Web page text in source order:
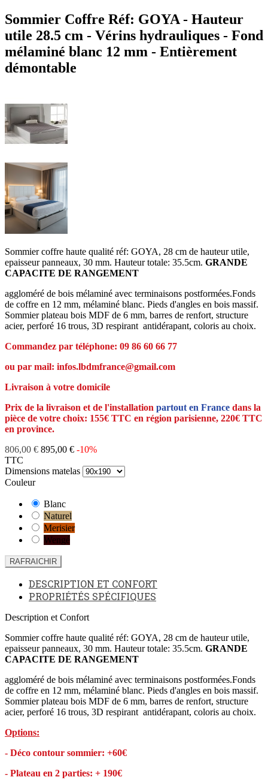
Sommier Coffre Réf: GOYA - Hauteur
utile 28.5 cm - Vérins hydrauliques - Fond
mélaminé blanc 12 mm - Entièrement
démontable
Sommier coffre haute qualité réf: GOYA, 28 cm de hauteur utile,
epaisseur panneaux, 30 mm. Hauteur totale: 35.5cm. GRANDE
CAPACITE DE RANGEMENT
aggloméré de bois mélaminé avec terminaisons postformées.Fonds
de coffre en 12 mm, mélaminé blanc. Pieds d'angles en bois massif.
Sommier plateau bois MDF de 6 mm, barres de renfort, structure
acier, perforé 16 trous, 3D respirant antidérapant, coloris au choix.
Commandez par téléphone: 09 86 60 66 77
ou par mail: infos.lbdmfrance@gmail.com
Livraison à votre domicile
Prix de la livraison et de l'installation partout en France dans la
pièce de votre choix: 155€ TTC en région parisienne, 220€ TTC
en province.
806,00 € 895,00 € -10%
TTC
Dimensions matelas
Couleur
Blanc
Naturel
Merisier
Wengé
DESCRIPTION ET CONFORT
PROPRIÉTÉS SPÉCIFIQUES
Description et Confort
Sommier coffre haute qualité réf: GOYA, 28 cm de hauteur utile,
epaisseur panneaux, 30 mm. Hauteur totale: 35.5cm. GRANDE
CAPACITE DE RANGEMENT
aggloméré de bois mélaminé avec terminaisons postformées.Fonds
de coffre en 12 mm, mélaminé blanc. Pieds d'angles en bois massif.
Sommier plateau bois MDF de 6 mm, barres de renfort, structure
acier, perforé 16 trous, 3D respirant antidérapant, coloris au choix.
Options:
- Déco contour sommier: +60€
- Plateau en 2 parties: + 190€